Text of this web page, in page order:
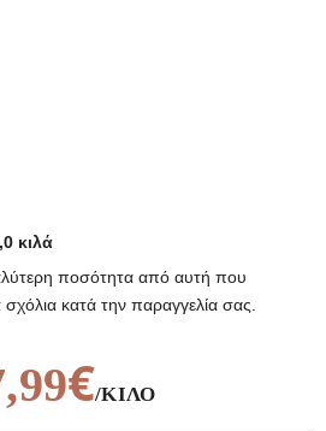
κιλά
ποσότητα από αυτή που
κατά την παραγγελία σας.
€/ΚΙΛΌ